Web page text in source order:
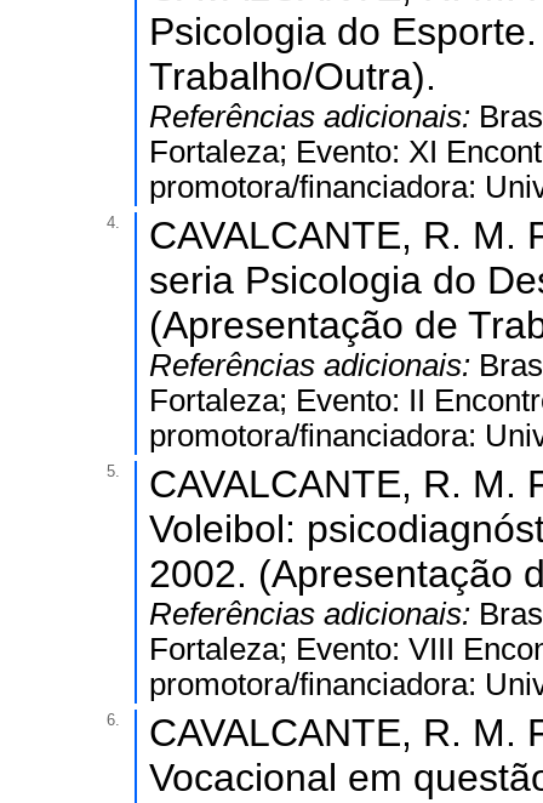
Psicologia do
Trabalho/Outra).
Referências adicionais:
Fortaleza; Evento: XI
promotora/financiadora:
4.
CAVALCANTE, R. M.
seria Psicologia do
(Apresentação de
Referências adicionais:
Fortaleza; Evento: II
promotora/financiadora:
5.
CAVALCANTE, R. M.
Voleibol:
2002. (Apresentação
Referências adicionais:
Fortaleza; Evento: VIII
promotora/financiadora:
6.
CAVALCANTE, R. M.
Vocacional em